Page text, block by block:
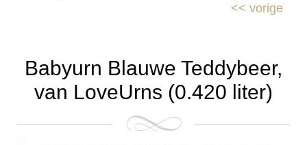
<< vorige
Babyurn Blauwe Teddybeer,
van LoveUrns (0.420 liter)